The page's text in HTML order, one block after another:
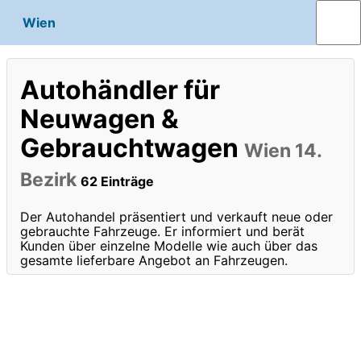
Wien
Autohändler für
Neuwagen &
Gebrauchtwagen Wien 14.
Bezirk 62 Einträge
Der Autohandel präsentiert und verkauft neue oder
gebrauchte Fahrzeuge. Er informiert und berät
Kunden über einzelne Modelle wie auch über das
gesamte lieferbare Angebot an Fahrzeugen.